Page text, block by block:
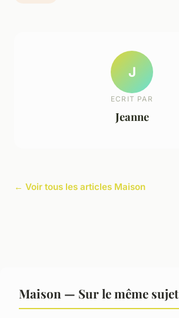
J
ECRIT PAR
Jeanne
← Voir tous les articles Maison
Maison — Sur le même sujet